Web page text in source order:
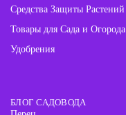
Средства Защиты Растений
Товары для Сада и Огорода
Удобрения
БЛОГ САДОВОДА